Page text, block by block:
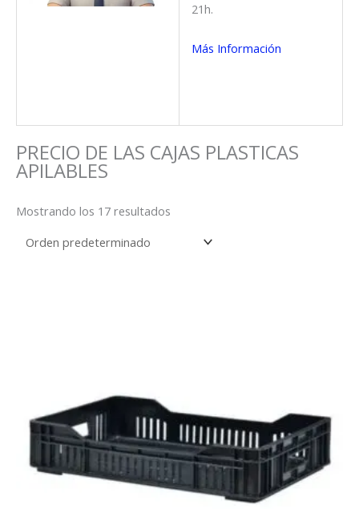
21h.
Más Información
PRECIO DE LAS CAJAS PLASTICAS
APILABLES
Mostrando los 17 resultados